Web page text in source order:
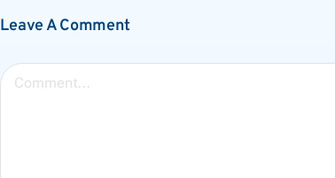
Leave A Comment
Comment